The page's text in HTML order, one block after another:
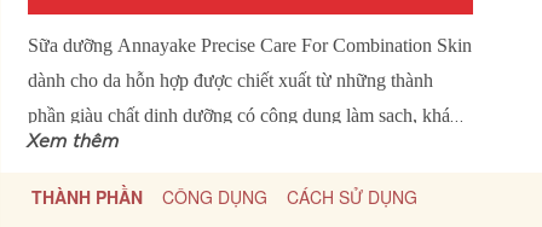
Sữa dưỡng Annayake Precise Care For Combination Skin
dành cho da hỗn hợp được chiết xuất từ những thành
phần giàu chất dinh dưỡng có công dụng làm sạch, kháng
khuẩn, chống viêm và kiểm soát nhờn hiệu quả, giúp cải
thiện cấu trúc da trắng sáng hơn, duy trì độ đàn hồi của
Xem thêm
THÀNH PHẦN CÔNG DỤNG CÁCH SỬ DỤNG